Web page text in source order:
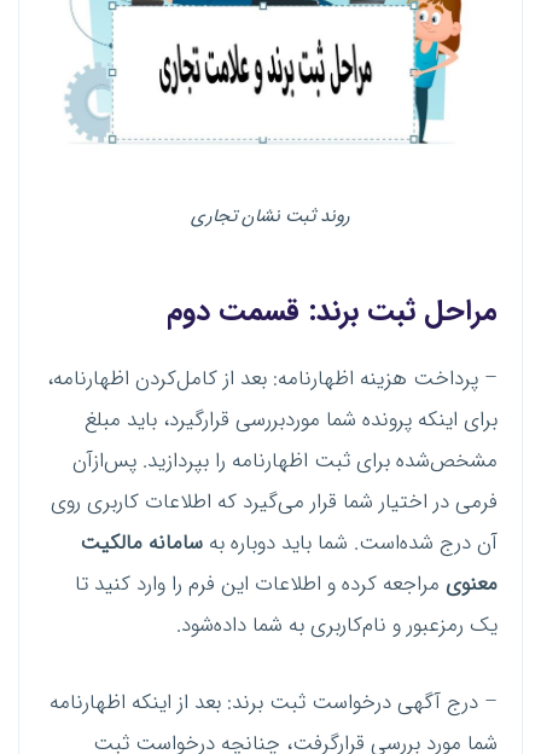
روند ثبت نشان تجاری
مراحل ثبت برند: قسمت دوم
– پرداخت هزینه اظهارنامه: بعد از کامل‌کردن اظهارنامه،
برای اینکه پرونده شما موردبررسی قرارگیرد، باید مبلغ
مشخص‌شده برای ثبت اظهارنامه را بپردازید. پس‌ازآن
فرمی در اختیار شما قرار می‌گیرد که اطلاعات کاربری روی
آن درج شده‌است. شما باید دوباره به سامانه مالکیت
معنوی مراجعه کرده و اطلاعات این فرم را وارد کنید تا
یک رمزعبور و نام‌کاربری به شما داده‌شود.
– درج آگهی درخواست ثبت برند: بعد از اینکه اظهارنامه
شما مورد بررسی قرار‌گرفت، چنانچه درخواست ثبت